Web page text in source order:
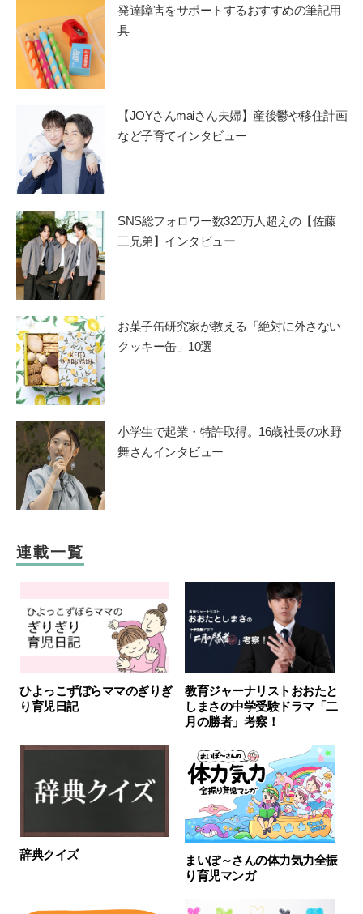
発達障害をサポートするおすすめの筆記用
具
【JOYさんmaiさん夫婦】産後鬱や移住計画
など子育てインタビュー
SNS総フォロワー数320万人超えの【佐藤
三兄弟】インタビュー
お菓子缶研究家が教える「絶対に外さない
クッキー缶」10選
小学生で起業・特許取得。16歳社長の水野
舞さんインタビュー
連載一覧
ひよっこずぼらママのぎりぎ
り育児日記
教育ジャーナリストおおたと
しまさの中学受験ドラマ「二
月の勝者」考察！
辞典クイズ
まいぽ～さんの体力気力全振
り育児マンガ